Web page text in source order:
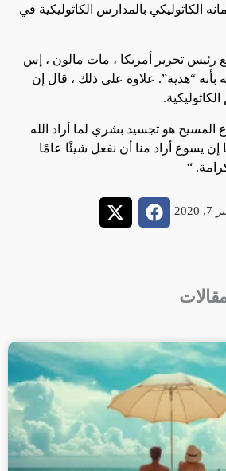
الكاثوليكي بالمدارس الكاثوليكية في
مقابلة عام 2015 مع رئيس تحرير أمريكا ، مات مالون ، إس
بأنه “هدية”. علاوة على ذلك ، قال إن
المسيح هو تجسيد بشري لما أراد الله
إن يسوع أراد منا أن نفعل شيئًا عامًا
“